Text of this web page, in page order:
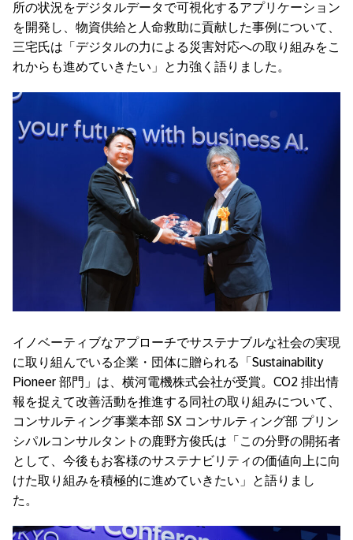
所の状況をデジタルデータで可視化するアプリケーション
を開発し、物資供給と人命救助に貢献した事例について、
三宅氏は「デジタルの力による災害対応への取り組みをこ
れからも進めていきたい」と力強く語りました。
イノベーティブなアプローチでサステナブルな社会の実現
に取り組んでいる企業・団体に贈られる「 Sustainability
Pioneer 部門」は、横河電機株式会社が受賞。CO2 排出情
報を捉えて改善活動を推進する同社の取り組みについて、
コンサルティング事業本部 SX コンサルティング部 プリン
シパルコンサルタントの鹿野方俊氏は「この分野の開拓者
として、今後もお客様のサステナビリティの価値向上に向
けた取り組みを積極的に進めていきたい」と語りまし
た。